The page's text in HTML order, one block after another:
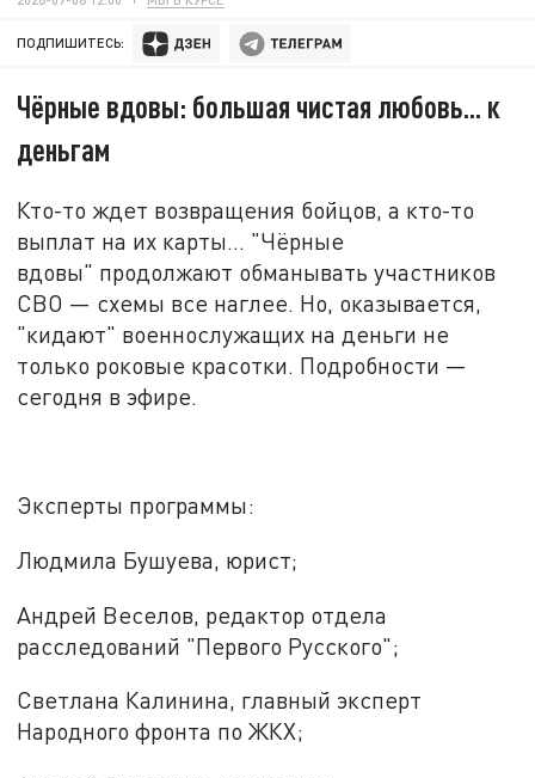
ПОДПИШИТЕСЬ:
Чёрные вдовы: большая чистая любовь... к
деньгам
Кто-то ждет возвращения бойцов, а кто-то
выплат на их карты... "Чёрные
вдовы" продолжают обманывать участников
СВО — схемы все наглее. Но, оказывается,
"кидают" военнослужащих на деньги не
только роковые красотки. Подробности —
сегодня в эфире.
Эксперты программы:
Людмила Бушуева, юрист;
Андрей Веселов, редактор отдела
расследований "Первого Русского";
Светлана Калинина, главный эксперт
Народного фронта по ЖКХ;